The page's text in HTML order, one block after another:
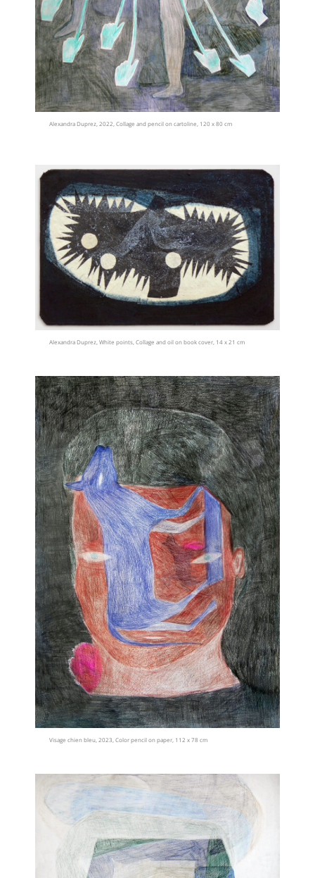
Alexandra Duprez, 2022, Collage and pencil on cartoline, 120 x 80 cm
Alexandra Duprez, White points, Collage and oil on book cover, 14 x 21 cm
Visage chien bleu, 2023, Color pencil on paper, 112 x 78 cm